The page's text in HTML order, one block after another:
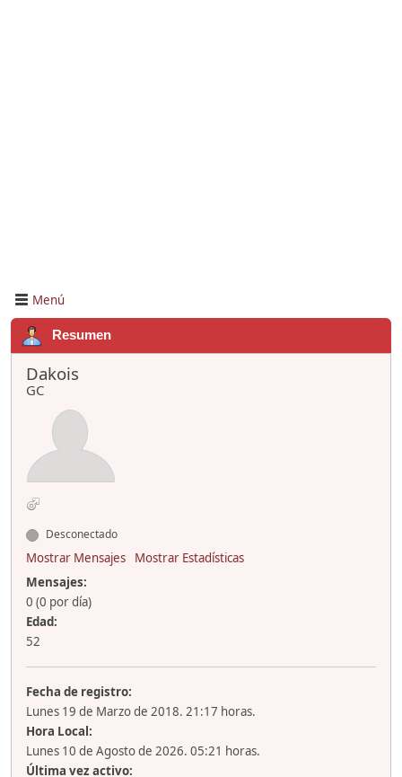
Menú
Resumen
Dakois
GC
Desconectado
Mostrar Mensajes
Mostrar Estadísticas
Mensajes:
0 (0 por día)
Edad:
52
Fecha de registro:
Lunes 19 de Marzo de 2018. 21:17 horas.
Hora Local:
Lunes 10 de Agosto de 2026. 05:21 horas.
Última vez activo: